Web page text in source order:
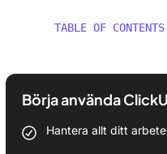
TABLE OF CONTENTS
Börja använda
Hantera allt ditt